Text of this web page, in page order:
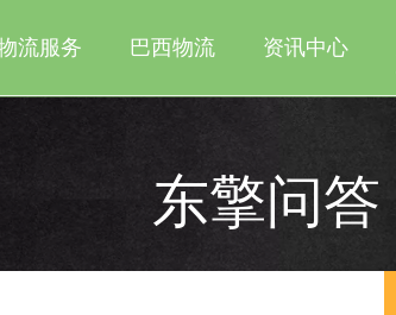
流服务 巴西物流 资讯中心
东擎问答